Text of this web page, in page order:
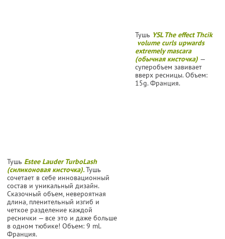
Тушь YSL The effect Thcik
volume curls upwards
extremely mascara
(обычная кисточка) —
суперобъем завивает
вверх ресницы. Объем:
15g. Франция.
Тушь Estee Lauder TurboLash
(силиконовая кисточка). Тушь
сочетает в себе инновационный
состав и уникальный дизайн.
Сказочный объем, невероятная
длина, пленительный изгиб и
четкое разделение каждой
реснички — все это и даже больше
в одном тюбике! Объем: 9 ml.
Франция.